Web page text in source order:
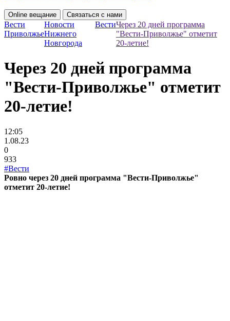
Online вещание Связаться с нами
Вести
Приволжье
Новости
Нижнего
Новгорода
ВестиЧерез 20 дней программа
"Вести-Приволжье" отметит
20-летие!
Через 20 дней программа
"Вести-Приволжье" отметит
20-летие!
12:05
1.08.23
0
933
#Вести
Ровно через 20 дней программа "Вести-Приволжье"
отметит 20-летие!